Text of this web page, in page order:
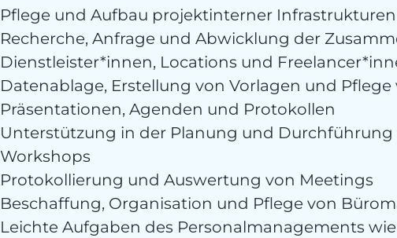
Pflege und Aufbau projektinterner Infrastrukturen
Recherche, Anfrage und Abwicklung der
Dienstleister*innen, Locations und
Datenablage, Erstellung von Vorlagen und
Präsentationen, Agenden und Protokollen
Unterstützung in der Planung und Durchführung
Workshops
Protokollierung und Auswertung von Meetings
Beschaffung, Organisation und Pflege von
Leichte Aufgaben des Personalmanagements